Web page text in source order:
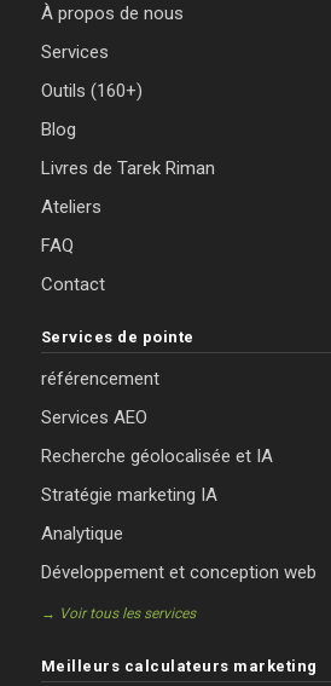
À propos de nous
Services
Outils (160+)
Blog
Livres de Tarek Riman
Ateliers
FAQ
Contact
Services de pointe
référencement
Services AEO
Recherche géolocalisée et IA
Stratégie marketing IA
Analytique
Développement et conception web
→ Voir tous les services
Meilleurs calculateurs marketing